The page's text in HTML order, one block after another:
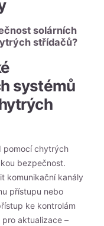
solárních
střídačů?
systémů
pomocí chytrých
bezpečnost.
komunikační kanály
přístupu nebo
ke kontrolám
aktualizace –